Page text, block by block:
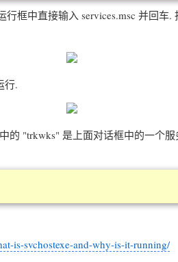
中直接输入 services.msc 并回车.
行.
"trkwks" 是上面对话框中的一个服
is-svchostexe-and-why-is-it-running/